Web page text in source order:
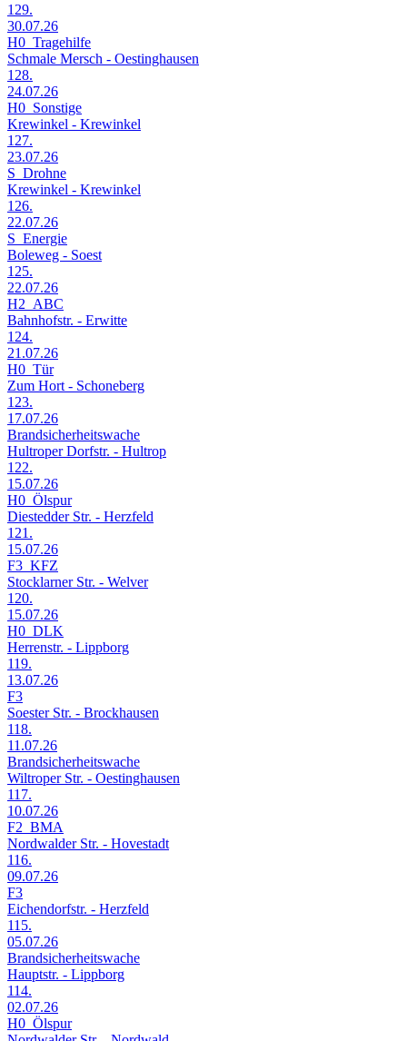
129.
30.07.26
H0_Tragehilfe
Schmale Mersch - Oestinghausen
128.
24.07.26
H0_Sonstige
Krewinkel - Krewinkel
127.
23.07.26
S_Drohne
Krewinkel - Krewinkel
126.
22.07.26
S_Energie
Boleweg - Soest
125.
22.07.26
H2_ABC
Bahnhofstr. - Erwitte
124.
21.07.26
H0_Tür
Zum Hort - Schoneberg
123.
17.07.26
Brandsicherheitswache
Hultroper Dorfstr. - Hultrop
122.
15.07.26
H0_Ölspur
Diestedder Str. - Herzfeld
121.
15.07.26
F3_KFZ
Stocklarner Str. - Welver
120.
15.07.26
H0_DLK
Herrenstr. - Lippborg
119.
13.07.26
F3
Soester Str. - Brockhausen
118.
11.07.26
Brandsicherheitswache
Wiltroper Str. - Oestinghausen
117.
10.07.26
F2_BMA
Nordwalder Str. - Hovestadt
116.
09.07.26
F3
Eichendorfstr. - Herzfeld
115.
05.07.26
Brandsicherheitswache
Hauptstr. - Lippborg
114.
02.07.26
H0_Ölspur